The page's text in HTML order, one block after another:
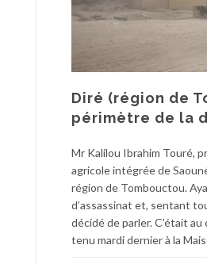
Diré (région de
périmètre de la
Mr Kalilou Ibrahim Touré,
agricole intégrée de
région de Tombouctou.
d’assassinat et, sentant
décidé de parler. C’était
tenu mardi dernier à la